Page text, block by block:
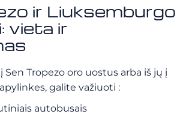
ir Liuksemburgo
vieta ir
Tropezo oro uostus arba iš jų į
galite važiuoti :
autobusais